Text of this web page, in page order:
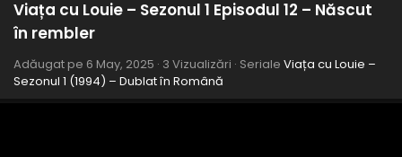
Viața cu Louie – Sezonul 1 Episodul 12 – Născut
în rembler
Adăugat pe 6 May, 2025 · 3 Vizualizări · Seriale Viața cu Louie –
Sezonul 1 (1994) – Dublat în Română